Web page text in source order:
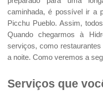
caminhada, é possível ir a
Picchu Pueblo. Assim,
Quando chegarmos à
serviços, como
a noite. Como veremos a
Serviços que